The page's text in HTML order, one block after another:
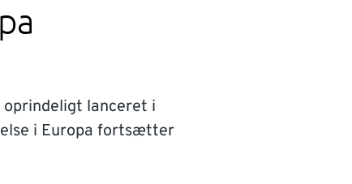
oprindeligt lanceret i
i Europa fortsætter